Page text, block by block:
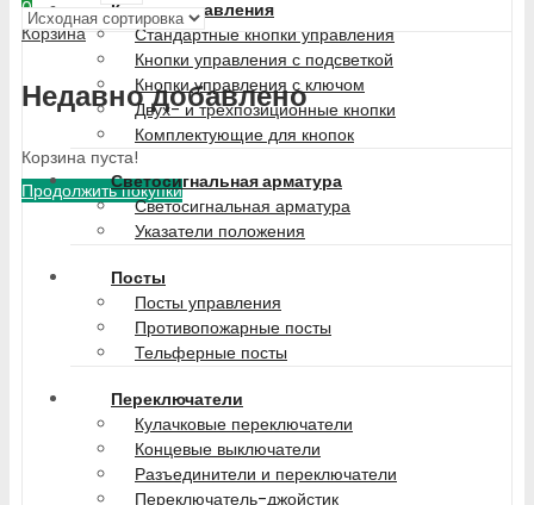
0
Корзина
Недавно добавлено
Корзина пуста!
Продолжить покупки
Кнопки управления
Стандартные кнопки управления
Кнопки управления с подсветкой
Кнопки управления с ключом
Двух- и трехпозиционные кнопки
Комплектующие для кнопок
Светосигнальная арматура
Светосигнальная арматура
Указатели положения
Посты
Посты управления
Противопожарные посты
Тельферные посты
Переключатели
Кулачковые переключатели
Концевые выключатели
Разъединители и переключатели
Переключатель-джойстик